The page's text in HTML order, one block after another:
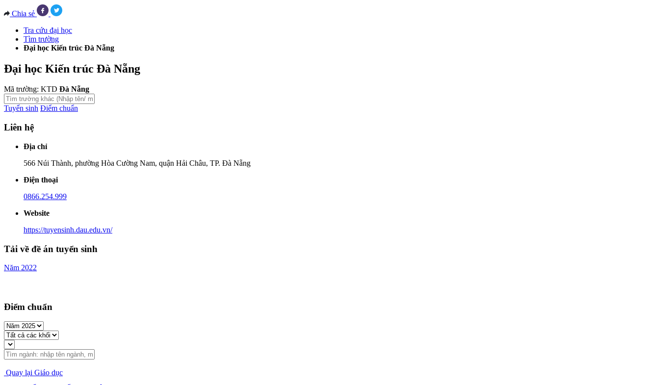
Chia sẻ
Tra cứu đại học
Tìm trường
Đại học Kiến trúc Đà Nẵng
Đại học Kiến trúc Đà Nẵng
Mã trường: KTD Đà Nẵng
Tuyển sinh Điểm chuẩn
Liên hệ
Địa chỉ
566 Núi Thành, phường Hòa Cường Nam, quận Hải Châu, TP. Đà Nẵng
Điện thoại
0866.254.999
Website
https://tuyensinh.dau.edu.vn/
Tải về đề án tuyển sinh
Năm 2022
Điểm chuẩn